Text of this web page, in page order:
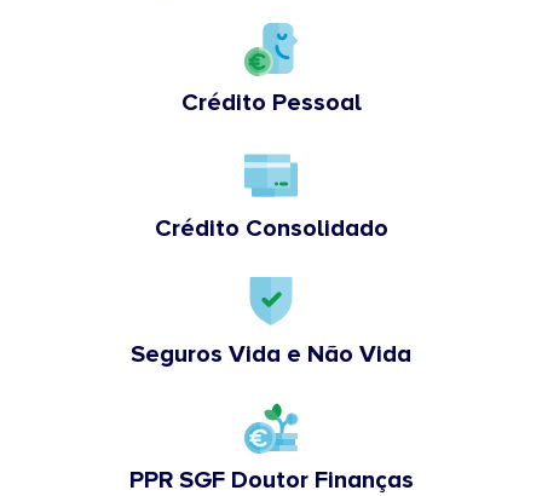
Crédito Pessoal
Crédito Consolidado
Seguros Vida e Não Vida
PPR SGF Doutor Finanças